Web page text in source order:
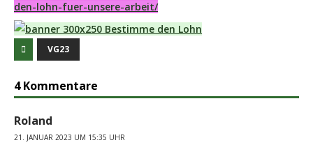
den-lohn-fuer-unsere-arbeit/
VG23
4 Kommentare
Roland
21. JANUAR 2023 UM 15:35 UHR